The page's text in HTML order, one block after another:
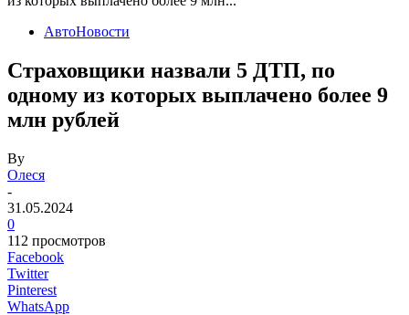
АвтоНовости
Страховщики назвали 5 ДТП, по
одному из которых выплачено более 9
млн рублей
By
Олеся
-
31.05.2024
0
112 просмотров
Facebook
Twitter
Pinterest
WhatsApp